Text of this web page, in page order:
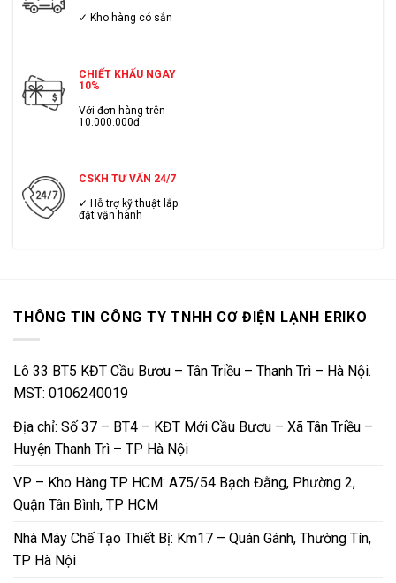
✓ Kho hàng có sẳn
CHIẾT KHẤU NGAY
10%
Với đơn hàng trên
10.000.000đ.
CSKH TƯ VẤN 24/7
✓ Hỗ trợ kỹ thuật lắp
đặt vận hành
THÔNG TIN CÔNG TY TNHH CƠ ĐIỆN LẠNH ERIKO
Lô 33 BT5 KĐT Cầu Bươu – Tân Triều – Thanh Trì – Hà Nội.
MST: 0106240019
Địa chỉ: Số 37 – BT4 – KĐT Mới Cầu Bươu – Xã Tân Triều –
Huyện Thanh Trì – TP Hà Nội
VP – Kho Hàng TP HCM: A75/54 Bạch Đằng, Phường 2,
Quận Tân Bình, TP HCM
Nhà Máy Chế Tạo Thiết Bị: Km17 – Quán Gánh, Thường Tín,
TP Hà Nội